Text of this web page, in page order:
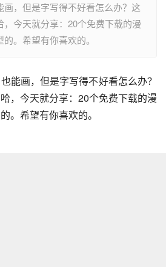
，但是字写得不好看怎么办？这
今天就分享：20个免费下载的漫
。希望有你喜欢的。
能画，但是字写得不好看怎么办？
，今天就分享：20个免费下载的漫
。希望有你喜欢的。